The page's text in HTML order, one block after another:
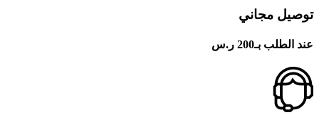
توصيل مجاني
عند الطلب بـ200 ر.س